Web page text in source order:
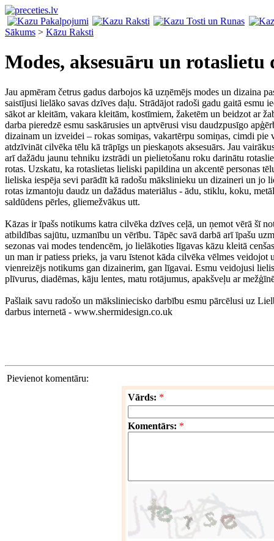
Sākums > Kāzu Raksti
Modes, aksesuāru un rotaslietu
Jau apmēram četrus gadus darbojos kā uzņēmējs modes un dizaina
saistījusi lielāko savas dzīves daļu. Strādājot radoši gadu gaitā esmu
sākot ar kleitām, vakara kleitām, kostīmiem, žaketēm un beidzot ar
darba pieredzē esmu saskārusies un aptvērusi visu daudzpusīgo
dizainam un izveidei – rokas somiņas, vakartērpu somiņas, cimdi pie
atdzīvināt cilvēka tēlu kā trāpīgs un pieskaņots aksesuārs. Jau
arī dažādu jaunu tehniku izstrādi un pielietošanu roku darinātu
rotas. Uzskatu, ka rotaslietas lieliski papildina un akcentē personas
lieliska iespēja sevi parādīt kā radošu mākslinieku un dizaineri un jo
rotas izmantoju daudz un dažādus materiālus - ādu, stiklu, koku,
saldūdens pērles, gliemežvākus utt.
Kāzas ir īpašs notikums katra cilvēka dzīves ceļā, un ņemot vērā šī
atbildības sajūtu, uzmanību un vērību. Tāpēc savā darbā arī īpašu
sezonas vai modes tendencēm, jo lielākoties līgavas kāzu kleitā
un man ir patiess prieks, ja varu īstenot kāda cilvēka vēlmes
vienreizējs notikums gan dizainerim, gan līgavai. Esmu veidojusi
plīvurus, diadēmas, kāju lentes, matu rotājumus, apakšveļu ar
Pašlaik savu radošo un māksliniecisko darbību esmu pārcēlusi uz
darbus internetā - www.shermidesign.co.uk
Pievienot komentāru:
Vārds: *
Komentārs: *